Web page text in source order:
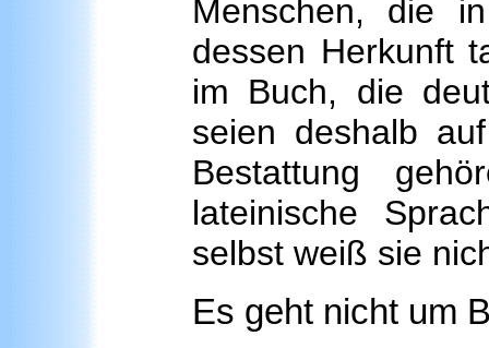
Menschen, die
dessen Herkunft
im Buch, die
seien deshalb
Bestattung
lateinische
selbst weiß sie
Es geht nicht um